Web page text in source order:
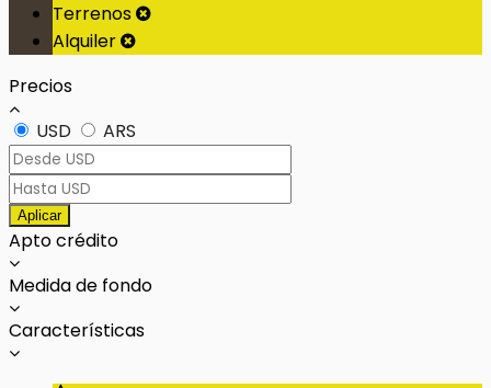
Terrenos
Alquiler
Precios
USD
ARS
Aplicar
Apto crédito
Medida de fondo
Características